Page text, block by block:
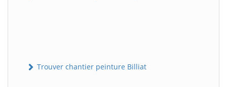
Trouver chantier peinture Billiat